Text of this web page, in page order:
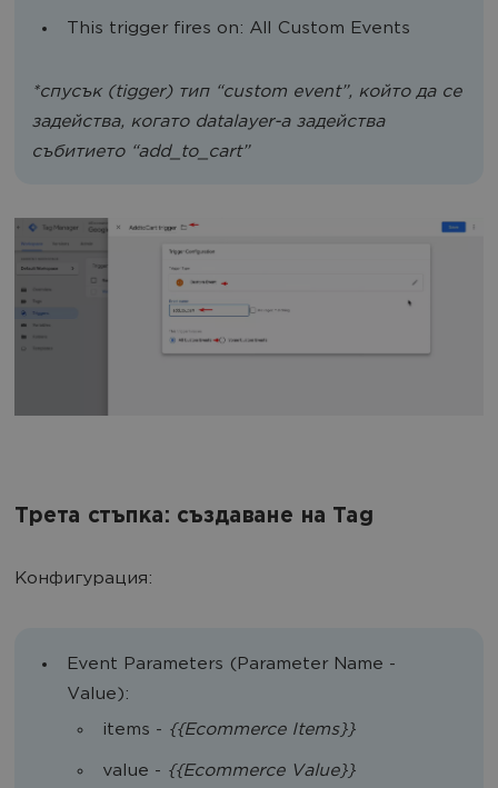
This trigger fires on: All Custom Events
*спусък (tigger) тип “custom event”, който да се
задейства, когато datalayer-a задейства
събитието “add_to_cart”
Трета стъпка: създаване на Tag
Конфигурация:
Event Parameters (Parameter Name -
Value):
items - {{Ecommerce Items}}
value - {{Ecommerce Value}}